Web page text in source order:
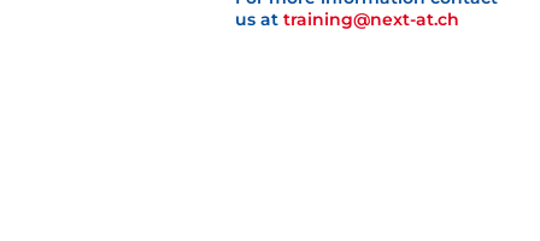
us at training@next-at.ch